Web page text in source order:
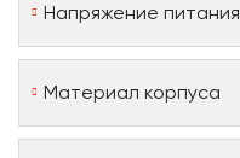
Напряжение питания
Материал корпуса